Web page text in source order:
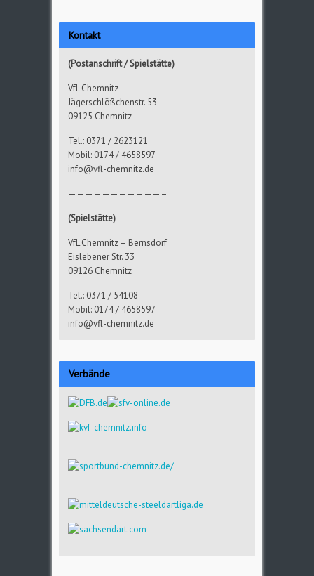
Kontakt
(Postanschrift / Spielstätte)
VfL Chemnitz
Jägerschlößchenstr. 53
09125 Chemnitz
Tel.: 0371 / 2623121
Mobil: 0174 / 4658597
info@vfl-chemnitz.de
———————————–
(Spielstätte)
VfL Chemnitz – Bernsdorf
Eislebener Str. 33
09126 Chemnitz
Tel.: 0371 / 54108
Mobil: 0174 / 4658597
info@vfl-chemnitz.de
Verbände